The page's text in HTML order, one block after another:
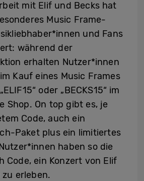
mit Elif und Becks hat
Music Frame-
und Fans
während der
erhalten Nutzer*innen
Kauf eines Music Frames
oder „BECKS15“ im
Shop. On top gibt es, je
Code, auch ein
Paket plus ein limitiertes
haben so die
Code, ein Konzert von Elif
erleben.